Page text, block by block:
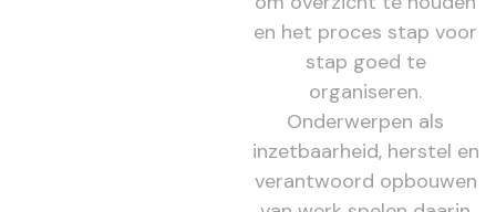
en het proces stap voor
stap goed te
organiseren.
Onderwerpen als
inzetbaarheid, herstel en
verantwoord opbouwen